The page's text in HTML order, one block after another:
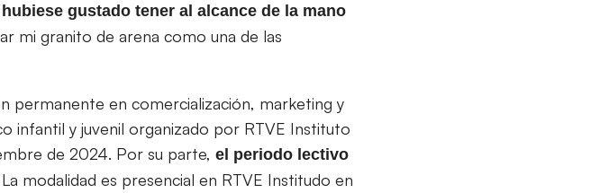
gustado tener al alcance de la mano
mi granito de arena como una de las
permanente en comercialización, marketing y
infantil y juvenil organizado por RTVE Instituto
de 2024. Por su parte, el periodo lectivo
La modalidad es presencial en RTVE Institudo en